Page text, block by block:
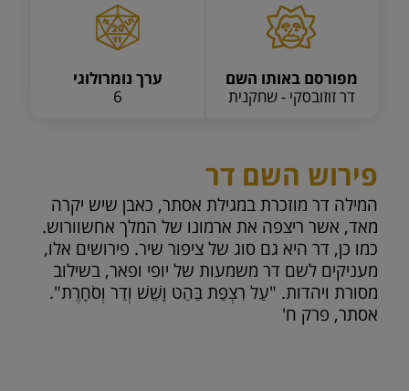
מפורסם באותו השם
דר זוזובסקי - שחקנית
ערך נומרולוגי
6
פירוש השם דר
המילה דר מוזכרת במגילת אסתר, כאבן שיש יקרה
מאד, אשר ריצפה את ארמונו של המלך אחשוורוש.
כמו כן, דר היא גם סוג של ציפור שיר. פירושים אלו,
מעניקים לשם דר משמעות של יופי ופאר, בשילוב
מסורת ויהדות. "עַל רִצְפַת בַּהַט וָשֵׁשׁ וְדַר וְסֹחָרֶת".
אסתר, פרק ח'